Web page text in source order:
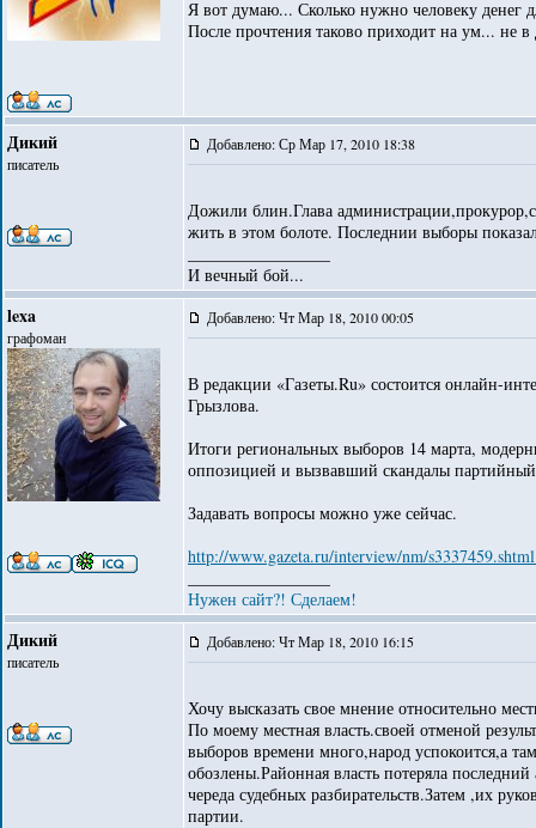
Я вот думаю... Сколько нужно человеку денег
После прочтения таково приходит на ум... не
Дикий
писатель
Добавлено: Ср Мар 17, 2010 18:38
Дожили блин.Глава
жить в этом болоте. Последнии выборы
И вечный бой...
lexa
графоман
Добавлено: Чт Мар 18, 2010 00:05
В редакции «Газеты.Ru» состоится онлайн-
Грызлова.
Итоги региональных выборов 14 марта,
оппозицией и вызвавший скандалы
Задавать вопросы можно уже сейчас.
http://www.gazeta.ru/interview/nm/
Нужен сайт?! Сделаем!
Дикий
писатель
Добавлено: Чт Мар 18, 2010 16:15
Хочу высказать свое мнение относительно
По моему местная власть.своей отменой
выборов времени много,народ успокоится,а
обозлены.Районная власть потеряла
череда судебных разбирательств.Затем ,их
партии.